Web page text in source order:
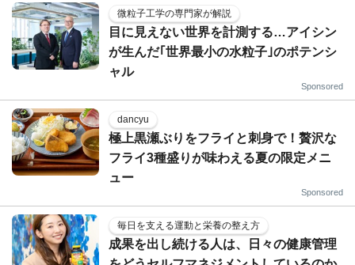
微粒子工学の専門家が解説
目に見えない世界を計測する…アイシン
が生んだ｢世界最小の水粒子｣のポテンシ
ャル
Sponsored
dancyu
極上黒瀬ぶりをフライと刺身で！贅沢な
フライ3種盛りが味わえる夏の限定メニ
ュー
Sponsored
毎日を支える運動と栄養の整え方
成果を出し続ける人は、日々の健康管理